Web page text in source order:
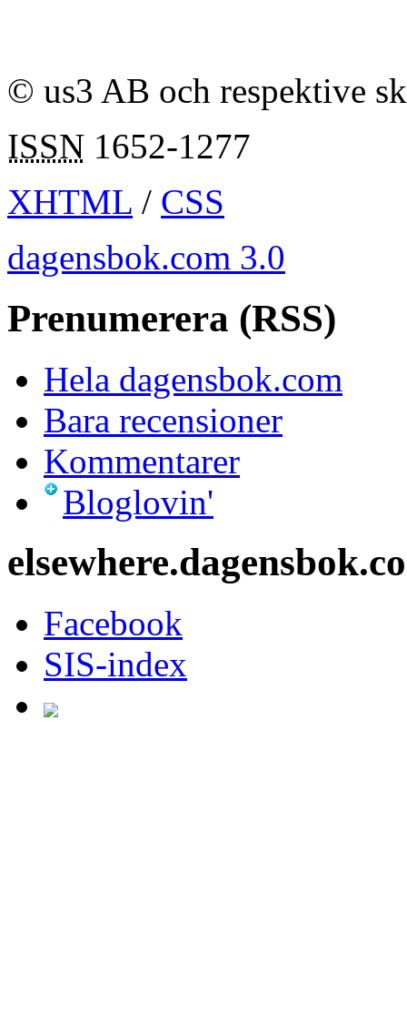
© us3 AB och respektive
ISSN 1652-1277
XHTML / CSS
dagensbok.com 3.0
Prenumerera (RSS)
Hela dagensbok.com
Bara recensioner
Kommentarer
Bloglovin'
Facebook
SIS-index